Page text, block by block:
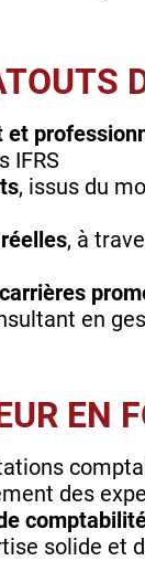
et
IFRS
, issus du
, à
en
EN
des
solide et